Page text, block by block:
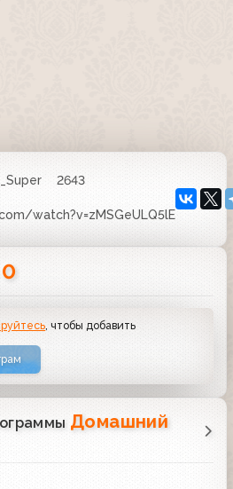
2643
watch?v=zMSGeULQ5lE
0
, чтобы добавить
Домашний